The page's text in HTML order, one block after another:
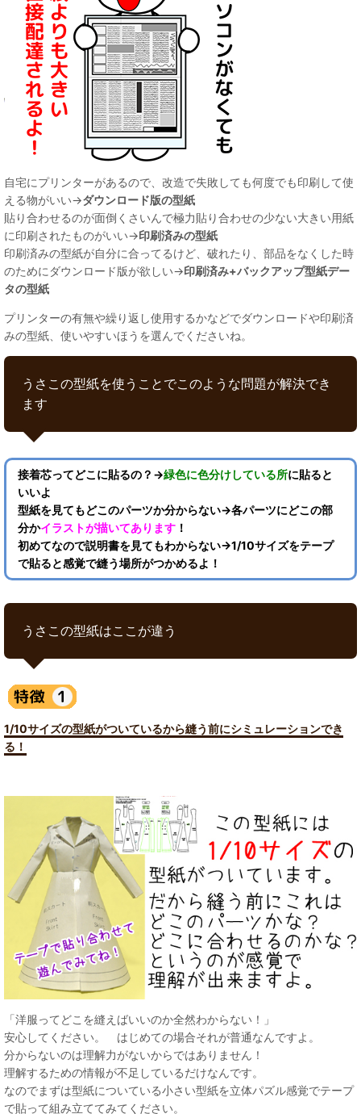
自宅にプリンターがあるので、改造で失敗しても何度でも印刷して使
える物がいい→ダウンロード版の型紙
貼り合わせるのが面倒くさいんで極力貼り合わせの少ない大きい用紙
に印刷されたものがいい→印刷済みの型紙
印刷済みの型紙が自分に合ってるけど、破れたり、部品をなくした時
のためにダウンロード版が欲しい→印刷済み+バックアップ型紙デー
タの型紙
プリンターの有無や繰り返し使用するかなどでダウンロードや印刷済
みの型紙、使いやすいほうを選んでくださいね。
うさこの型紙を使うことでこのような問題が解決でき
ます
接着芯ってどこに貼るの？→緑色に色分けしている所に貼ると
いいよ
型紙を見てもどこのパーツか分からない→各パーツにどこの部
分かイラストが描いてあります ！
初めてなので説明書を見てもわからない→1/10サイズをテープ
で貼ると感覚で縫う場所がつかめるよ！
うさこの型紙はここが違う
1/10サイズの型紙がついているから縫う前にシミュレーションでき
る！
「洋服ってどこを縫えばいいのか全然わからない！」
安心してください。 はじめての場合それが普通なんですよ。
分からないのは理解力がないからではありません！
理解するための情報が不足しているだけなんです。
なのでまずは型紙についている小さい型紙を立体パズル感覚でテープ
で貼って組み立ててみてください。